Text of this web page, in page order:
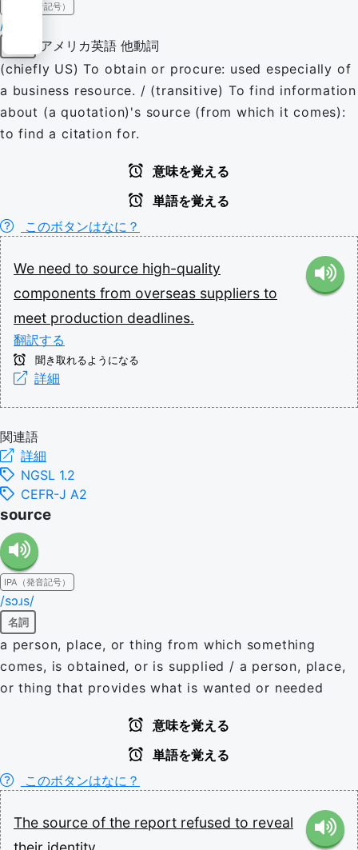
IPA（発音記号）
/sɔɹs/
アメリカ英語 他動詞
(chiefly US) To obtain or procure: used especially of
a business resource. / (transitive) To find information
about (a quotation)'s source (from which it comes):
to find a citation for.
意味を覚える
単語を覚える
このボタンはなに？
We need to source high-quality
components from overseas suppliers to
meet production deadlines.
翻訳する
聞き取れるようになる
詳細
関連語
詳細
NGSL 1.2
CEFR-J A2
source
IPA（発音記号）
/sɔɹs/
名詞
a person, place, or thing from which something
comes, is obtained, or is supplied / a person, place,
or thing that provides what is wanted or needed
意味を覚える
単語を覚える
このボタンはなに？
The source of the report refused to reveal